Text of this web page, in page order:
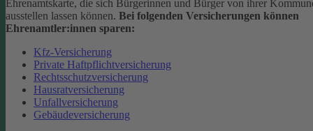
Ehrenamtskarte, die sich Bürgerinnen und Bürger von ihrer
ausstellen lassen können. Bei folgenden Versicherungen können
Ehrenamtler:innen sparen:
Kfz-Versicherung
Private Haftpflichtversicherung
Rechtsschutzversicherung
Hausratversicherung
Unfallversicherung
Gebäudeversicherung